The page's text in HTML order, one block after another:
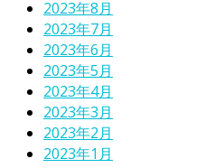
2023年8月
2023年7月
2023年6月
2023年5月
2023年4月
2023年3月
2023年2月
2023年1月